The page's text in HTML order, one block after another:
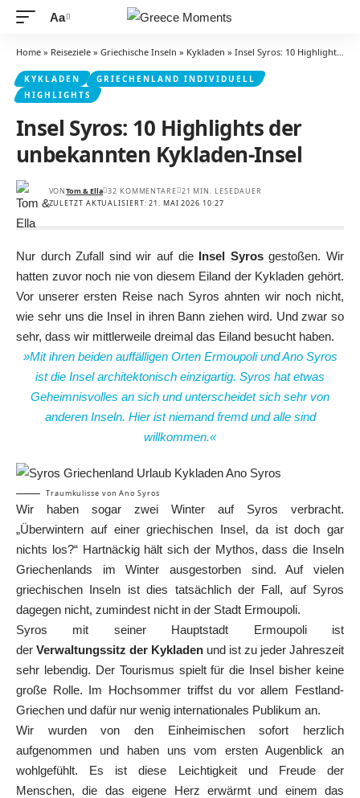
Schriftgrößenanpassung
Aa
Home » Reiseziele » Griechische Inseln » Kykladen » Insel Syros: 10 Highlights der unbekannten Kykladen-Insel
KYKLADEN
GRIECHENLAND INDIVIDUELL
HIGHLIGHTS
Insel Syros: 10 Highlights der
unbekannten Kykladen-Insel
ZULETZT AKTUALISIERT: 21. MAI 2026 10:27
VONTom & Ella 32 KOMMENTARE 21 MIN. LESEDAUER
Nur durch Zufall sind wir auf die Insel Syrosgestoßen. Wir
hatten zuvor noch nie von diesem Eiland der Kykladen gehört.
Vor unserer ersten Reise nach Syros ahnten wir noch nicht,
wie sehr uns die Insel in ihren Bann ziehen wird. Und zwar so
sehr, dass wir mittlerweile dreimal das Eiland besucht haben.
»Mit ihren beiden auffälligen Orten Ermoupoli und Ano Syros
ist die Insel architektonisch einzigartig. Syros hat etwas
Geheimnisvolles an sich und unterscheidet sich sehr von
anderen Inseln. Hier ist niemand fremd und alle sind
willkommen.«
Traumkulisse von Ano Syros
Wir haben sogar zwei Winter auf Syros verbracht.
„Überwintern auf einer griechischen Insel, da ist doch gar
nichts los?“ Hartnäckig hält sich der Mythos, dass die Inseln
Griechenlands im Winter ausgestorben sind. Auf vielen
griechischen Inseln ist dies tatsächlich der Fall, auf Syros
dagegen nicht, zumindest nicht in der Stadt Ermoupoli.
Syros mit seiner Hauptstadt Ermoupoli ist
der Verwaltungssitz der Kykladen und ist zu jeder Jahreszeit
sehr lebendig. Der Tourismus spielt für die Insel bisher keine
große Rolle. Im Hochsommer triffst du vor allem Festland-
Griechen und dafür nur wenig internationales Publikum an.
Wir wurden von den Einheimischen sofort herzlich
aufgenommen und haben uns vom ersten Augenblick an
wohlgefühlt. Es ist diese Leichtigkeit und Freude der
Menschen, die das eigene Herz erwärmt und einem das